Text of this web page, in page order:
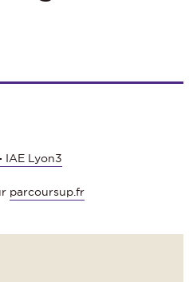
IAE Lyon3
parcoursup.fr